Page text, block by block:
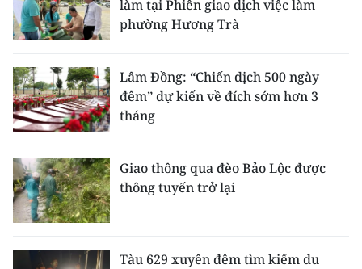
làm tại Phiên giao dịch việc làm
phường Hương Trà
Lâm Đồng: “Chiến dịch 500 ngày
đêm” dự kiến về đích sớm hơn 3
tháng
Giao thông qua đèo Bảo Lộc được
thông tuyến trở lại
Tàu 629 xuyên đêm tìm kiếm du